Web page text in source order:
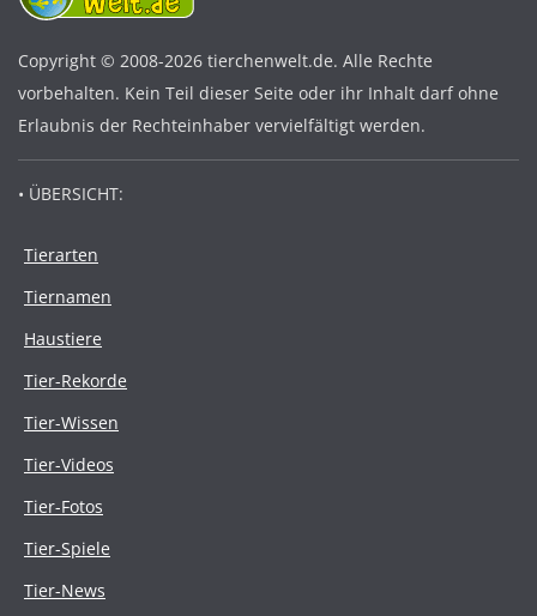
Copyright © 2008-2026 tierchenwelt.de. Alle Rechte
vorbehalten. Kein Teil dieser Seite oder ihr Inhalt darf ohne
Erlaubnis der Rechteinhaber vervielfältigt werden.
• ÜBERSICHT:
Tierarten
Tiernamen
Haustiere
Tier-Rekorde
Tier-Wissen
Tier-Videos
Tier-Fotos
Tier-Spiele
Tier-News